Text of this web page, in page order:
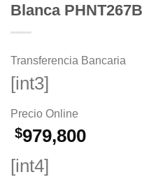
Blanca
Transferencia Bancaria
[int3]
Precio Online
$979,800
[int4]